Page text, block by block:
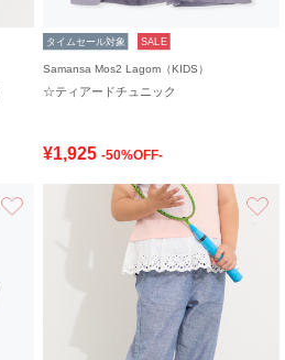
タイムセール対象 SALE
Samansa Mos2 Lagom（KIDS）
☆ティアードチュニック
¥1,925 -50%OFF-